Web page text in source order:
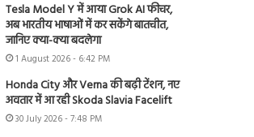
Tesla Model Y में आया Grok AI फीचर,
अब भारतीय भाषाओं में कर सकेंगे बातचीत,
जानिए क्या-क्या बदलेगा
1 August 2026 - 6:42 PM
Honda City और Verna की बढ़ी टेंशन, नए
अवतार में आ रही Skoda Slavia Facelift
30 July 2026 - 7:48 PM